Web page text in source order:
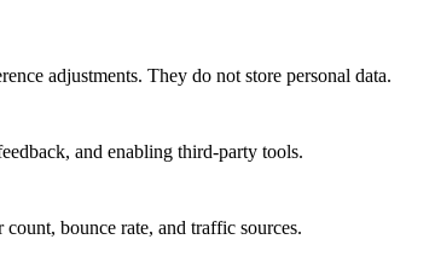
adjustments. They do not store personal data.
and enabling third-party tools.
bounce rate, and traffic sources.